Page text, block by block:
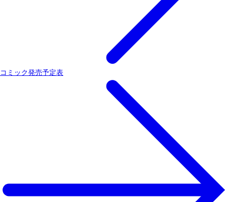
コミック発売予定表